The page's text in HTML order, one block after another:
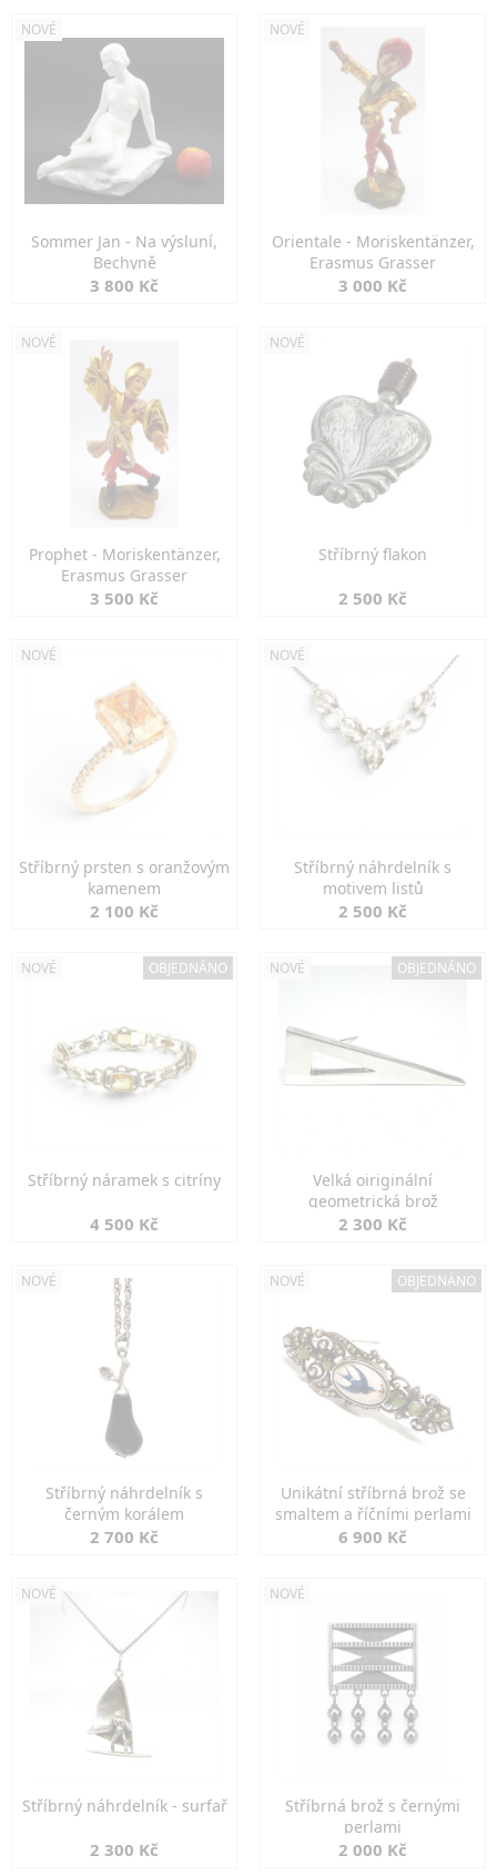
NOVÉ
Sommer Jan - Na výsluní,
Bechyně
3 800 Kč
NOVÉ
Orientale - Moriskentänzer,
Erasmus Grasser
3 000 Kč
NOVÉ
Prophet - Moriskentänzer,
Erasmus Grasser
3 500 Kč
NOVÉ
Stříbrný flakon
2 500 Kč
NOVÉ
Stříbrný prsten s oranžovým
kamenem
2 100 Kč
NOVÉ
Stříbrný náhrdelník s
motivem listů
2 500 Kč
NOVÉ OBJEDNÁNO
Stříbrný náramek s citríny
4 500 Kč
NOVÉ OBJEDNÁNO
Velká oiriginální
geometrická brož
2 300 Kč
NOVÉ
Stříbrný náhrdelník s
černým korálem
2 700 Kč
NOVÉ OBJEDNÁNO
Unikátní stříbrná brož se
smaltem a říčními perlami
6 900 Kč
NOVÉ
Stříbrný náhrdelník - surfař
2 300 Kč
NOVÉ
Stříbrná brož s černými
perlami
2 000 Kč